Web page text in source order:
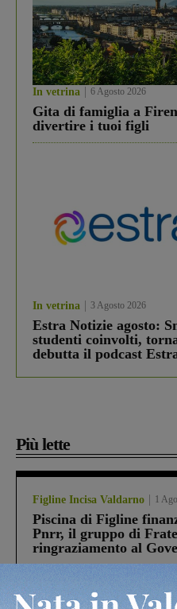
In vetrina 6 Agosto 2026
Gita di famiglia a
divertire i tuoi figli
In vetrina 3 Agosto 2026
Estra Notizie agosto:
studenti coinvolti,
debutta il podcast
Più lette
Figline Incisa Valdarno 1
Piscina di Figline
Pnrr, il gruppo di
ringraziamento al
Cronaca
Scomparso da una